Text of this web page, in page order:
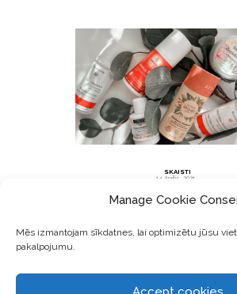
Manage Cookie
Mēs izmantojam sīkdatnes, lai optimizētu jūsu
pakalpojumu.
SKAISTI
14 Aprīlis, 2021
Efektīvākie dabīgie
”jautājumu lodziņu”, tad vienmēr ir